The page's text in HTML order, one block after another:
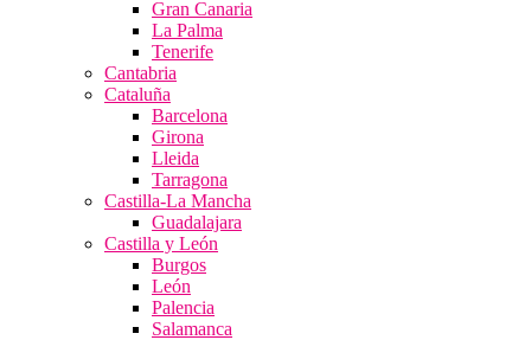
Gran Canaria
La Palma
Tenerife
Cantabria
Cataluña
Barcelona
Girona
Lleida
Tarragona
Castilla-La Mancha
Guadalajara
Castilla y León
Burgos
León
Palencia
Salamanca